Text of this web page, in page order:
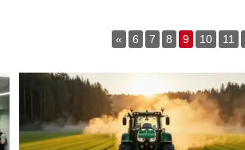
« 6 7 8 9 10 11